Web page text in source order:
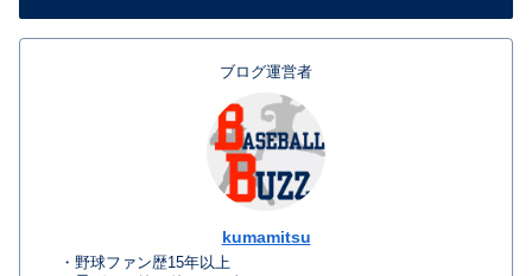
ブログ運営者
kumamitsu
・野球ファン歴15年以上